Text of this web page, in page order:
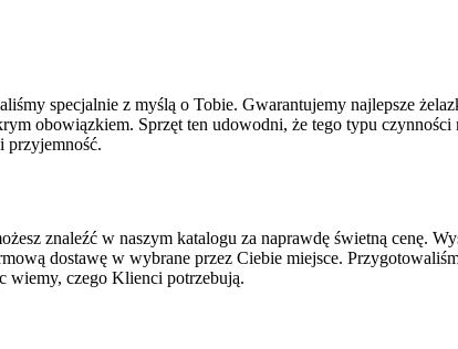
specjalnie z myślą o Tobie. Gwarantujemy najlepsze
obowiązkiem. Sprzęt ten udowodni, że tego typu
przyjemność.
znaleźć w naszym katalogu za naprawdę świetną cenę.
dostawę w wybrane przez Ciebie miejsce.
wiemy, czego Klienci potrzebują.